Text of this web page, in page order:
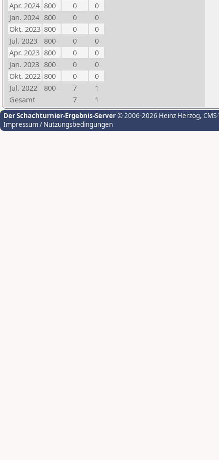
Apr. 2024 800 0
0
Jan. 2024 800 0
0
Okt. 2023 800 0
0
Jul. 2023
800 0
0
Apr. 2023 800 0
0
Jan. 2023 800 0
0
Okt. 2022 800 0
0
Jul. 2022
800 7
1
Gesamt
7 1
Der Schachturnier-Ergebnis-Server© 2006-2026 Heinz Herzog,
Impressum / Nutzungsbedingungen